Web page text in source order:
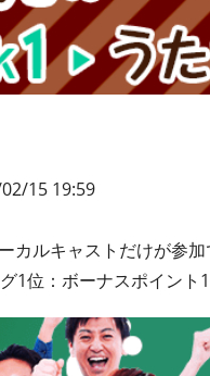
15 19:59
カルキャストだけが参
1位：ボーナスポイント